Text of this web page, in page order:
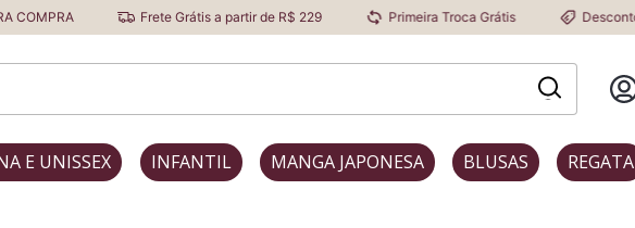
Frete Grátis a partir de R$ 229 Primeira Troca Grátis Desconto Progressivo
E UNISSEX INFANTIL MANGA JAPONESA BLUSAS REGATA